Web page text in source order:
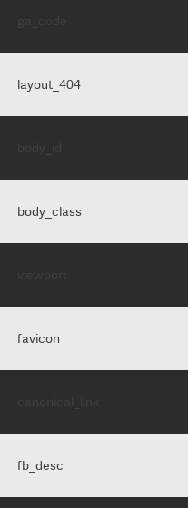
layout_404
body_class
favicon
fb_desc